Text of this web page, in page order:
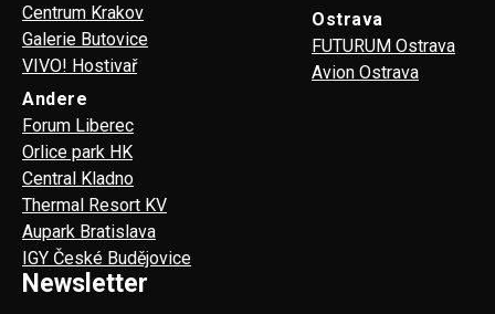
Centrum Krakov
Galerie Butovice
VIVO! Hostivař
Ostrava
FUTURUM Ostrava
Avion Ostrava
Andere
Forum Liberec
Orlice park HK
Central Kladno
Thermal Resort KV
Aupark Bratislava
IGY České Budějovice
Newsletter